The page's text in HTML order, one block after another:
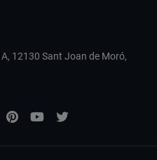
12130 Sant Joan de Moró,